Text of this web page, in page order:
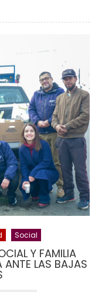
Social
Y FAMILIA
LAS BAJAS